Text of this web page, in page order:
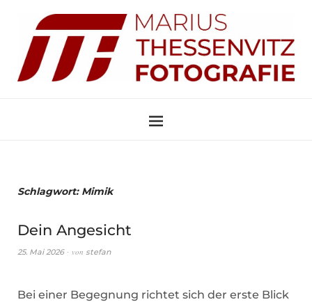
Schlagwort: Mimik
Dein Angesicht
25. Mai 2026 von stefan
Bei einer Begegnung richtet sich der erste Blick